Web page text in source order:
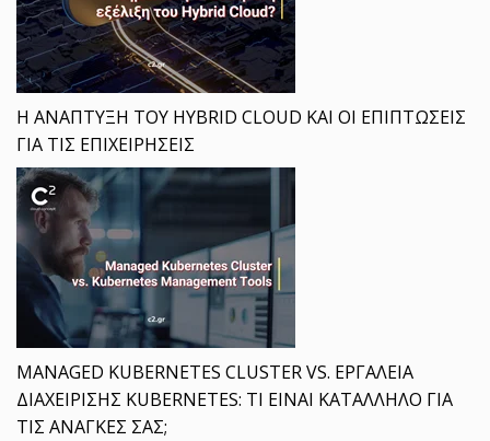
Η ΑΝΑΠΤΥΞΗ ΤΟΥ HYBRID CLOUD ΚΑΙ ΟΙ ΕΠΙΠΤΩΣΕΙΣ
ΓΙΑ ΤΙΣ ΕΠΙΧΕΙΡΗΣΕΙΣ
MANAGED KUBERNETES CLUSTER VS. ΕΡΓΑΛΕΙΑ
ΔΙΑΧΕΙΡΙΣΗΣ KUBERNETES: ΤΙ ΕΙΝΑΙ ΚΑΤΑΛΛΗΛΟ ΓΙΑ
ΤΙΣ ΑΝΑΓΚΕΣ ΣΑΣ;